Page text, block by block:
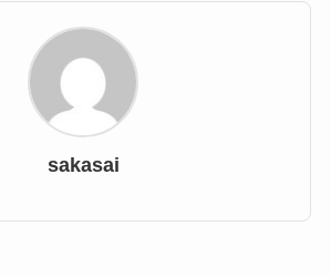
sakasai